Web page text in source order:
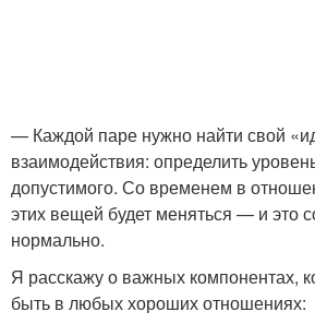
— Каждой паре нужно найти свой
взаимодействия: определить
допустимого. Со временем в
этих вещей будет меняться — и это
нормально.
Я расскажу о важных компонентах,
быть в любых хороших отношениях: